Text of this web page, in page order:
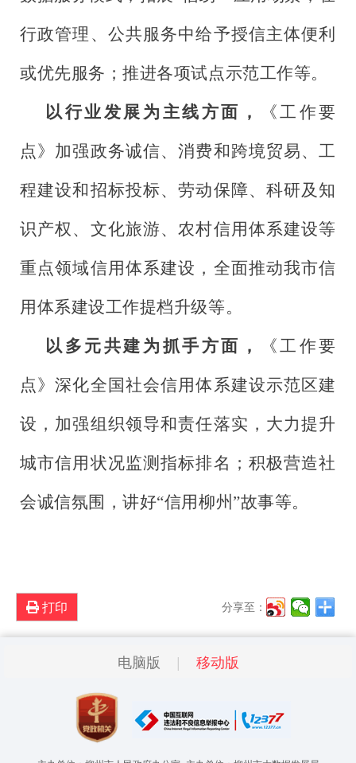
行政管理、公共服务中给予授信主体便利
或优先服务；推进各项试点示范工作等。
以行业发展为主线方面， 《工作要
点》加强政务诚信、消费和跨境贸易、工
程建设和招标投标、劳动保障、科研及知
识产权、文化旅游、农村信用体系建设等
重点领域信用体系建设，全面推动我市信
用体系建设工作提档升级等。
以多元共建为抓手方面， 《工作要
点》深化全国社会信用体系建设示范区建
设，加强组织领导和责任落实，大力提升
城市信用状况监测指标排名；积极营造社
会诚信氛围，讲好“信用柳州”故事等。
打印 分享至：
电脑版 移动版